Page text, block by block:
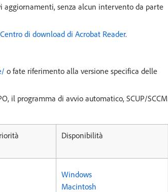
senza alcun intervento da parte
Centro di download di Acrobat Reader.
o fate riferimento alla versione specifica delle
il programma di avvio automatico, SCUP/SCCM
Disponibilità
Windows
Macintosh